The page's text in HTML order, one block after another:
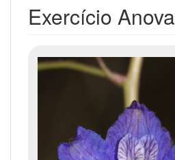
Exercício Anova